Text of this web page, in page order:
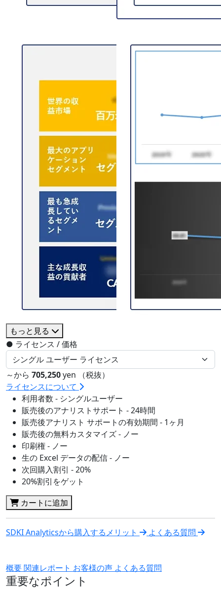
もっと見る
● ライセンス / 価格
～から 705,250yen （税抜）
ライセンスについて
利用者数 - シングルユーザー
販売後のアナリストサポート - 24時間
販売後アナリスト サポートの有効期間 - 1ヶ月
販売後の無料カスタマイズ - ノー
印刷権 - ノー
生の Excel データの配信 - ノー
次回購入割引 - 20%
20%割引をゲット
カートに追加
SDKI Analyticsから購入するメリット よくある質問
概要関連レポート お客様の声 よくある質問
重要なポイント